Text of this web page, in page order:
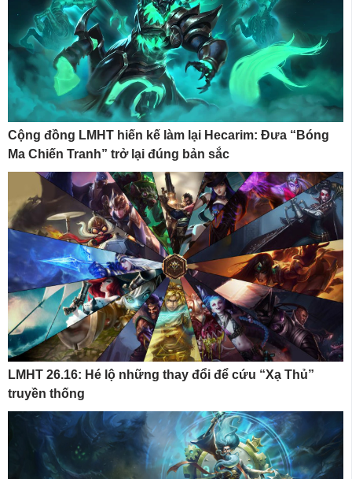
Cộng đồng LMHT hiến kế làm lại Hecarim: Đưa “Bóng
Ma Chiến Tranh” trở lại đúng bản sắc
LMHT 26.16: Hé lộ những thay đổi để cứu “Xạ Thủ”
truyền thống